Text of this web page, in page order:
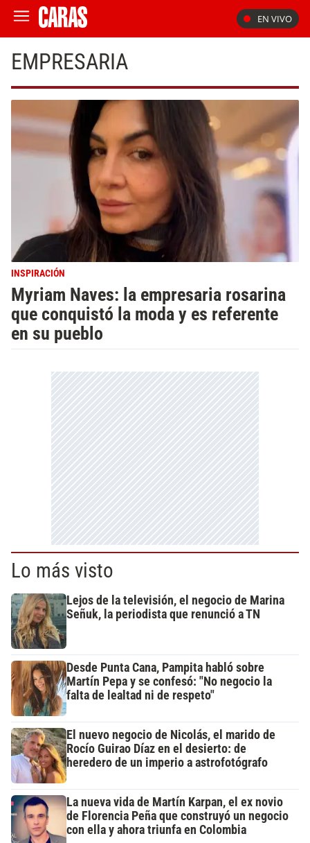
EN VIVO
EMPRESARIA
INSPIRACIÓN
Myriam Naves: la empresaria rosarina
que conquistó la moda y es referente
en su pueblo
Lo más visto
Lejos de la televisión, el negocio de Marina
Señuk, la periodista que renunció a TN
Desde Punta Cana, Pampita habló sobre
Martín Pepa y se confesó: "No negocio la
falta de lealtad ni de respeto"
El nuevo negocio de Nicolás, el marido de
Rocío Guirao Díaz en el desierto: de
heredero de un imperio a astrofotógrafo
La nueva vida de Martín Karpan, el ex novio
de Florencia Peña que construyó un negocio
con ella y ahora triunfa en Colombia